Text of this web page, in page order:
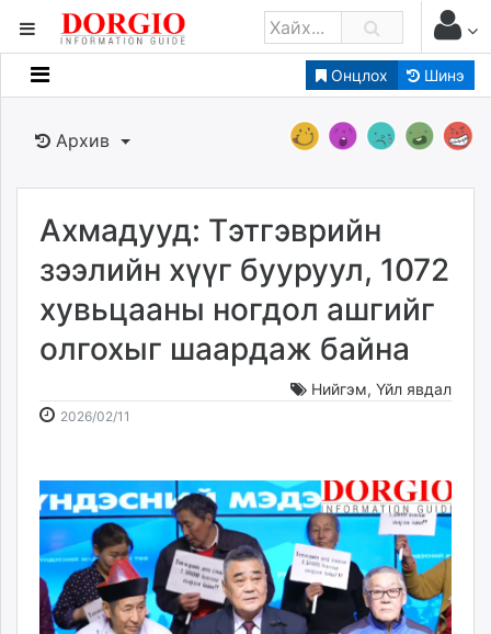
Онцлох Шинэ
Мэдээллийн
Банк санхүү
Бизнес ААН
Төрийн
Нийслэлийн
dorgio.mn
Gogo.mn
news.mn
zindaa.mn
tovch.mn
ikon.mn
mnb.mn
Livetv.mn
Eguur.mn
24tsag.mn
Архив
Ахмадууд: Тэтгэврийн
зээлийн хүүг бууруул, 1072
хувьцааны ногдол ашгийг
олгохыг шаардаж байна
Нийгэм, Үйл явдал
2026/02/11
13:24:54
09:15:46